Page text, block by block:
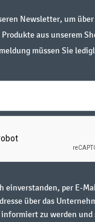
Newsletter, um
aus unserem
müssen Sie
einverstanden, per E-
über das
zu werden und